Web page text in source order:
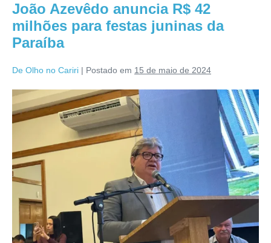
João Azevêdo anuncia R$ 42
milhões para festas juninas da
Paraíba
De Olho no Cariri | Postado em 15 de maio de 2024